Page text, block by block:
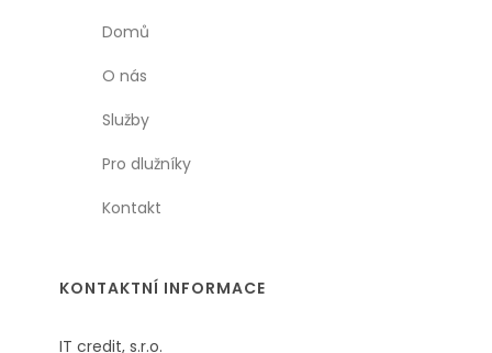
Domů
O nás
Služby
Pro dlužníky
Kontakt
KONTAKTNÍ INFORMACE
IT credit, s.r.o.